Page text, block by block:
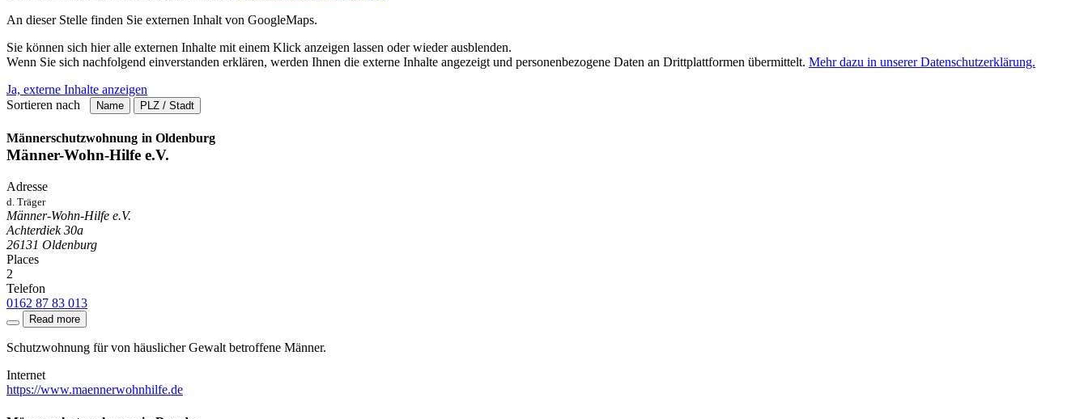
An dieser Stelle finden Sie externen Inhalt von GoogleMaps.
Sie können sich hier alle externen Inhalte mit einem Klick anzeigen lassen oder wieder ausblenden.
Wenn Sie sich nachfolgend einverstanden erklären, werden Ihnen die externe Inhalte angezeigt und personenbezogene Daten an Drittplattformen übermittelt. Mehr dazu in unserer Datenschutzerklärung.
Ja, externe Inhalte anzeigen
Sortieren nach
Name PLZ / Stadt
Männerschutzwohnung in Oldenburg
Männer-Wohn-Hilfe e.V.
Adresse
d. Träger
Männer-Wohn-Hilfe e.V.
Achterdiek 30a
26131 Oldenburg
Places
2
Telefon
0162 87 83 013
Read more
Schutzwohnung für von häuslicher Gewalt betroffene Männer.
Internet
https://www.maennerwohnhilfe.de